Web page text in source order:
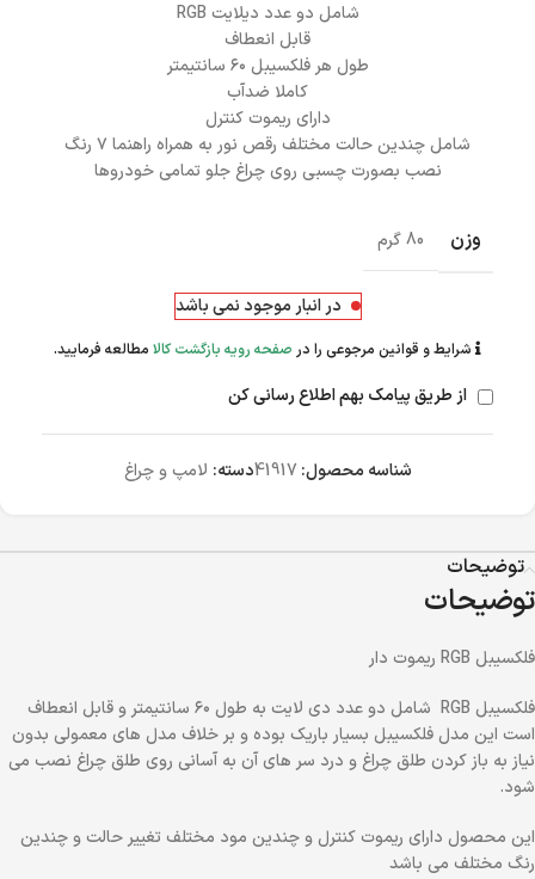
شامل دو عدد دیلایت RGB
قابل انعطاف
طول هر فلکسیبل ۶۰ سانتیمتر
کاملا ضدآب
دارای ریموت کنترل
شامل چندین حالت مختلف رقص نور به همراه راهنما ۷ رنگ
نصب بصورت چسبی روی چراغ جلو تمامی خودروها
وزن 80 گرم
در انبار موجود نمی باشد
شرایط و قوانین مرجوعی را در صفحه رویه بازگشت کالا مطالعه فرمایید.
از طریق پیامک بهم اطلاع رسانی کن
شناسه محصول: 41917دسته: لامپ و چراغ
توضیحات
توضیحات
فلکسیبل RGB ریموت دار
فلکسیبل RGB شامل دو عدد دی لایت به طول ۶۰ سانتیمتر و قابل انعطاف
است این مدل فلکسیبل بسیار باریک بوده و بر خلاف مدل های معمولی بدون
نیاز به باز کردن طلق چراغ و درد سر های آن به آسانی روی طلق چراغ نصب می
شود.
این محصول دارای ریموت کنترل و چندین مود مختلف تغییر حالت و چندین
رنگ مختلف می باشد